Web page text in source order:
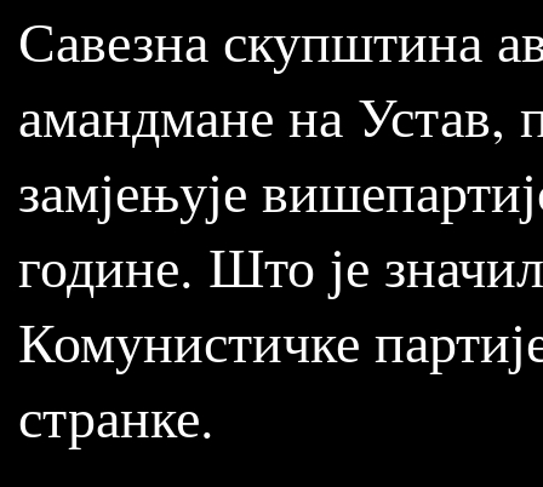
Савезна скупштина
амандмане на Устав,
замјењује
године. Што је
Комунистичке
странке.